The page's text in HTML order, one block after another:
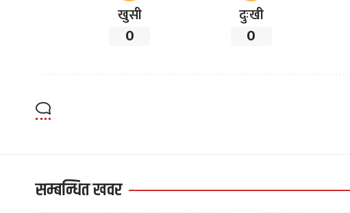
खुसी
0
दुःखी
0
सम्बन्धित खवर